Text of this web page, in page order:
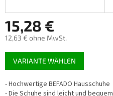
15,28 €
12,63 € ohne MwSt.
Verkaufspreis:
VARIANTE WÄHLEN
- Hochwertige BEFADO Hausschuhe
- Die Schuhe sind leicht und bequem